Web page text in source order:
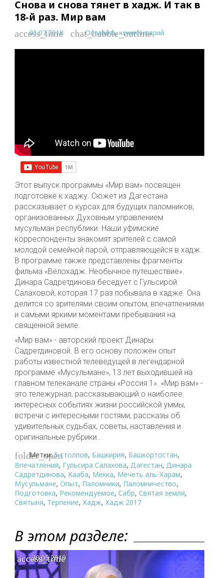
Снова и снова тянет в хадж. И так в
18-й раз. Мир вам
access_time
01.07.2018 chat_bubble_outline
Оставить комментарий
Этот выпуск программы «Мир вам» посвящен
подготовке к хаджу. Сюжет из Дагестана
рассказывает о курсах для будущих паломников,
организованных Духовным управлением
мусульман республики. Наши уфимские
корреспонденты знакомят зрителей с самой
молодой семейной парой, отправляющейся в хадж.
В программе также представлены фрагменты
фильма «Велохадж. Необычное путешествие».
Динара Садретдинова беседует с Гульсирой
Салаховой, которая 17 раз побывала в хадже. Она
делится со зрителями своим опытом, впечатлениями
и самыми яркими моментами пребывания на
священной земле.
«Мир вам» - авторский проект Динары
Садретдиновой. В его основу положен опыт
работы известной телеведущей в легендарной
программе «Мусульмане», 13 лет выходившей на
главном телеканале страны «Россия 1». «Мир вам» -
это тележурнал, рассказывающий о наиболее
интересных событиях жизни российской уммы,
встречи с интересными гостями, рассказы об
удивительных судьбах, советы, наставления и
оригинальные рубрики…
folder_open
Метки:5 столпов, Башкирия, Башкортостан,
Впечатления, Гульсира Салахова, Дагестан, Динара
Садретдинова, Кааба, Мекка, Мечеть аль-Харам,
Мусульмане, Опыт, Паломники, Паломничество,
Подготовка, Рекомендуемое, Сабр, Святая земля,
Святыня, Терпение, Хадж, Хадж 2017
В этом разделе:
access_time
20.05.2019